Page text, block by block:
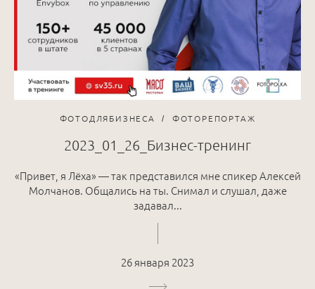
ФОТОДЛЯБИЗНЕСА ФОТОРЕПОРТАЖ
2023_01_26_Бизнес-тренинг
«Привет, я Лёха» — так представился мне спикер Алексей
Молчанов. Общались на ты. Снимал и слушал, даже
задавал...
26 января 2023